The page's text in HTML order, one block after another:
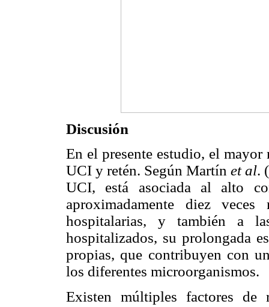
Discusión
En el presente estudio, el mayor
UCI y retén. Según Martín et al.
UCI, está asociada al alto
aproximadamente diez
hospitalarias, y también a
hospitalizados, su prolongada
propias, que contribuyen con
los diferentes microorganismos.
Existen múltiples factores de